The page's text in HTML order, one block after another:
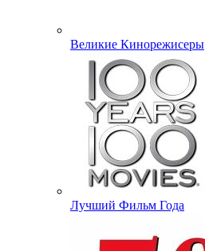
Великие Кинорежисеры
Лучший Фильм Года